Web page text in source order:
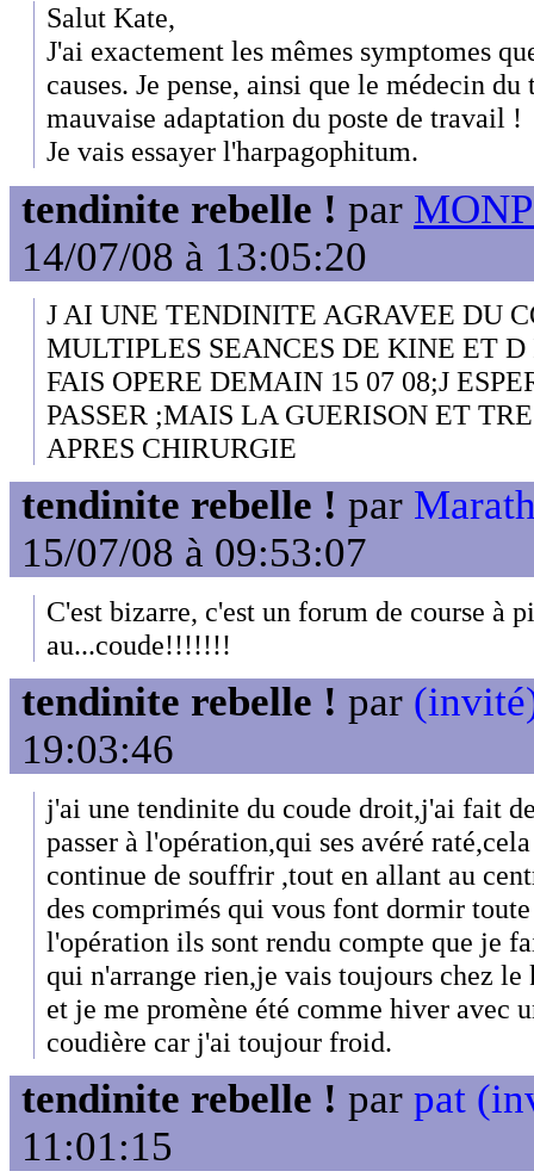
Salut Kate,
J'ai exactement les mêmes symptomes
causes. Je pense, ainsi que le médecin
mauvaise adaptation du poste de travail !
Je vais essayer l'harpagophitum.
tendinite rebelle ! par
14/07/08 à 13:05:20
J AI UNE TENDINITE AGRAVEE DU
MULTIPLES SEANCES DE KINE ET
FAIS OPERE DEMAIN 15 07 08;J
PASSER ;MAIS LA GUERISON ET
APRES CHIRURGIE
tendinite rebelle ! par
15/07/08 à 09:53:07
C'est bizarre, c'est un forum de course à
au...coude!!!!!!!
tendinite rebelle ! par
19:03:46
j'ai une tendinite du coude droit,j'ai fait
passer à l'opération,qui ses avéré
continue de souffrir ,tout en allant au
des comprimés qui vous font dormir
l'opération ils sont rendu compte que je
qui n'arrange rien,je vais toujours chez
et je me promène été comme hiver avec
coudière car j'ai toujour froid.
tendinite rebelle ! par pat
11:01:15